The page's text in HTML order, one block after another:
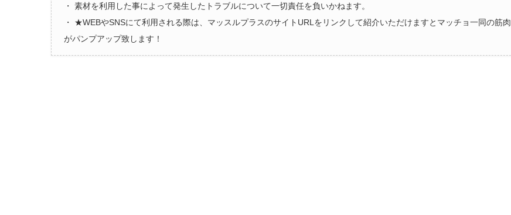
・ 素材を利用した事によって発生したトラブルについて一切責任を負いかねます。
・ ★WEBやSNSにて利用される際は、マッスルプラスのサイトURLをリンクして紹介いただけますとマッチョ一同の筋肉
がパンプアップ致します！